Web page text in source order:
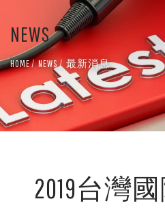
樂
感
謝
NEWS
HOME NEWS 最新消息
2019台灣